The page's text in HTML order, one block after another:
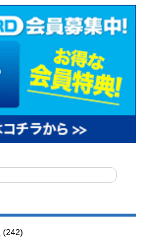
(242)